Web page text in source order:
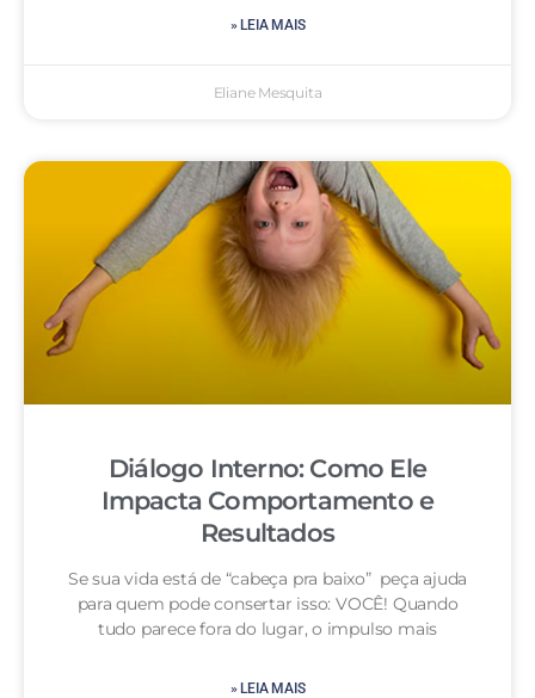
» LEIA MAIS
Eliane Mesquita
Diálogo Interno: Como Ele
Impacta Comportamento e
Resultados
Se sua vida está de “cabeça pra baixo” peça ajuda
para quem pode consertar isso: VOCÊ! Quando
tudo parece fora do lugar, o impulso mais
» LEIA MAIS